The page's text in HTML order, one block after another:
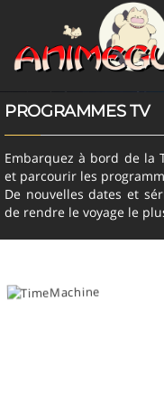
PROGRAMMES TV
Embarquez à bord de la
et parcourir les
De nouvelles dates et
de rendre le voyage le
Panneau de gestion des